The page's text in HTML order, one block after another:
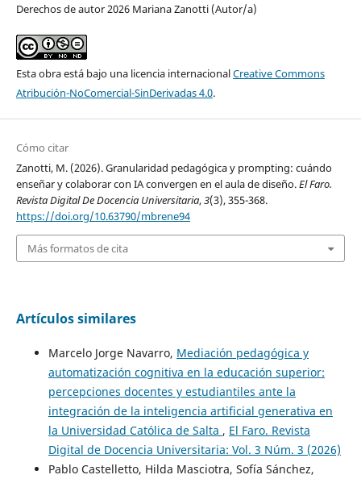
Derechos de autor 2026 Mariana Zanotti (Autor/a)
Esta obra está bajo una licencia internacionalCreative Commons
Atribución-NoComercial-SinDerivadas 4.0.
Cómo citar
Zanotti, M. (2026). Granularidad pedagógica y prompting: cuándo
enseñar y colaborar con IA convergen en el aula de diseño.El Faro.
Revista Digital De Docencia Universitaria,3(3), 355-368.
https://doi.org/10.63790/mbrene94
Más formatos de cita
Artículos similares
Marcelo Jorge Navarro, Mediación pedagógica y
automatización cognitiva en la educación superior:
percepciones docentes y estudiantiles ante la
integración de la inteligencia artificial generativa en
la Universidad Católica de Salta , El Faro. Revista
Digital de Docencia Universitaria: Vol. 3 Núm. 3 (2026)
Pablo Castelletto, Hilda Masciotra, Sofía Sánchez,